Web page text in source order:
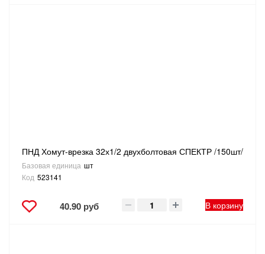
ПНД Хомут-врезка 32х1/2 двухболтовая СПЕКТР /150шт/
Базовая единица шт
Код 523141
40.90 руб В корзину